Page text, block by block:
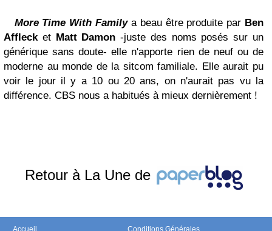
More Time With Familya beau être produite par Ben
Afflecket Matt Damon -juste des noms posés sur un
générique sans doute- elle n'apporte rien de neuf ou de
moderne au monde de la sitcom familiale. Elle aurait pu
voir le jour il y a 10 ou 20 ans, on n'aurait pas vu la
différence. CBS nous a habitués à mieux dernièrement !
Retour à La Une de
Accueil Conditions Générales